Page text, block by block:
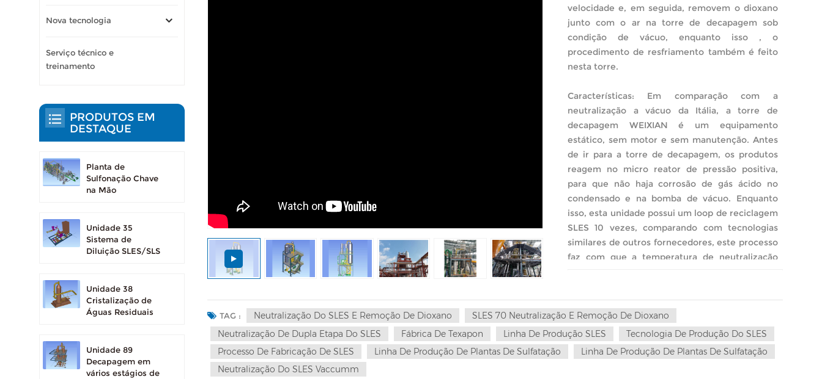
velocidade e, em seguida, removem o dioxano
junto com o ar na torre de decapagem sob
condição de vácuo, enquanto isso , o
procedimento de resfriamento também é feito
nesta torre.
Características: Em comparação com a
neutralização a vácuo da Itália, a torre de
decapagem WEIXIAN é um equipamento
estático, sem motor e sem manutenção. Antes
de ir para a torre de decapagem, os produtos
reagem no micro reator de pressão positiva,
para que não haja corrosão de gás ácido no
condensado e na bomba de vácuo. Enquanto
isso, esta unidade possui um loop de reciclagem
SLES 10 vezes, comparando com tecnologias
similares de outros fornecedores, este processo
faz com que a temperatura de neutralização
mais estável e menor teor de dioxano .
TAG : Neutralização Do SLES E Remoção De Dioxano
SLES 70 Neutralização E Remoção De Dioxano
Neutralização De Dupla Etapa Do SLES
Fábrica De Texapon Linha De Produção SLES
Tecnologia De Produção Do SLES
Processo De Fabricação De SLES
Linha De Produção De Plantas De Sulfatação
Linha De Produção De Plantas De Sulfatação
Neutralização Do SLES Vaccumm
Nova tecnologia
Serviço técnico e
treinamento
PRODUTOS EM
DESTAQUE
Planta de
Sulfonação Chave
na Mão
Unidade 35
Sistema de
Diluição SLES/SLS
Unidade 38
Cristalização de
Águas Residuais
Unidade 89
Decapagem em
vários estágios de